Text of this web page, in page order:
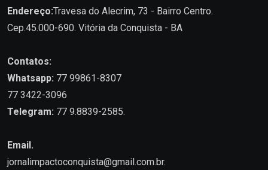
Endereço:Travesa do Alecrim, 73 - Bairro Centro.
Cep.45.000-690. Vitória da Conquista - BA
Contatos:
Whatsapp: 77 99861-8307
77 3422-3096
Telegram: 77 9.8839-2585.
Email.
jornalimpactoconquista@gmail.com.br.